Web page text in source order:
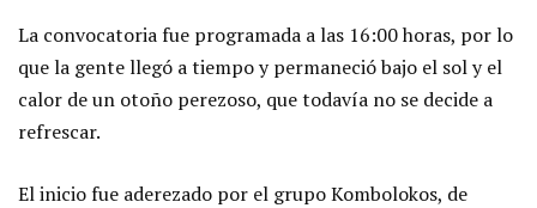
La convocatoria fue programada a las 16:00 horas, por lo
que la gente llegó a tiempo y permaneció bajo el sol y el
calor de un otoño perezoso, que todavía no se decide a
refrescar.
El inicio fue aderezado por el grupo Kombolokos, de